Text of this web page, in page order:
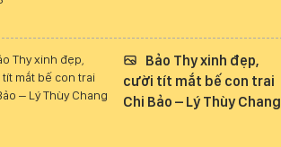
Bảo Thy xinh đẹp,
cười tít mắt bế con trai
Chi Bảo – Lý Thùy Chang